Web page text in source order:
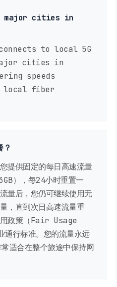
major cities in
to local 5G
cities in
speeds
local fiber
？
提供固定的每日高速流量
），每24小时重置一
量后，您仍可继续使用无
，直到次日高速流量重
用政策（Fair Usage
行标准。您的流量永远
适合在整个旅途中保持网